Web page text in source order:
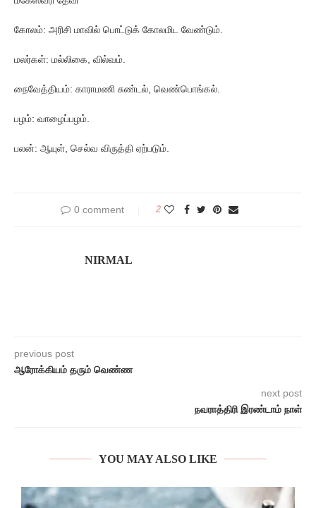
கோலம்: அரிசி மாவில் பொட்டுக் கோலமிட வேண்டும்.
மலர்கள்: மல்லிகை, வில்வம்.
நைவேத்தியம்: காராமணி சுண்டல், வெண்பொங்கல்.
பழம்: வாழைப்பழம்.
பலன்: ஆயுள், செல்வ விருத்தி ஏற்படும்.
0 comment 2
NIRMAL
previous post
ஆரோக்கியம் தரும் வெண்ண
next post
நவராத்திரி இரண்டாம் நாள்
YOU MAY ALSO LIKE